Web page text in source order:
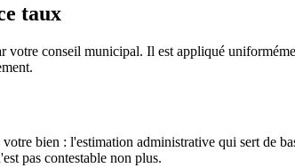
taux
votre conseil municipal. Il est appliqué
votre bien : l'estimation administrative qui sert de
pas contestable non plus.